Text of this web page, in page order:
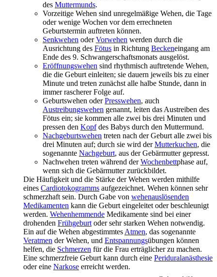
des Muttermunds.
Vorzeitige Wehen sind unregelmäßige Wehen, die Tage
oder wenige Wochen vor dem errechneten
Geburtstermin auftreten können.
Senkwehen oderVorwehen werden durch die
Ausrichtung des Fötus in Richtung Beckeneingang am
Ende des 9. Schwangerschaftsmonats ausgelöst.
Eröffnungswehen sind rhythmisch auftretende Wehen,
die die Geburt einleiten; sie dauern jeweils bis zu einer
Minute und treten zunächst alle halbe Stunde, dann in
immer rascherer Folge auf.
Geburtswehen oderPresswehen, auch
Austreibungswehen genannt, leiten das Austreiben des
Fötus ein; sie kommen alle zwei bis drei Minuten und
pressen den Kopfdes Babys durch den Muttermund.
Nachgeburtswehen treten nach der Geburt alle zwei bis
drei Minuten auf; durch sie wird derMutterkuchen, die
sogenannte Nachgeburt, aus der Gebärmutter gepresst.
Nachwehen treten während derWochenbettphase auf,
wenn sich die Gebärmutter zurückbildet.
Die Häufigkeit und die Stärke der Wehen werden mithilfe
eines Cardiotokogramms aufgezeichnet. Wehen können sehr
schmerzhaft sein. Durch Gabe von wehenauslösenden
Medikamenten kann die Geburt eingeleitet oder beschleunigt
werden. Wehenhemmende Medikamente sind bei einer
drohenden Frühgeburt oder sehr starken Wehen notwendig.
Ein auf die Wehen abgestimmtes Atmen, das sogenannte
Veratmen der Wehen, und Entspannungsübungen können
helfen, die Schmerzen für die Frau erträglicher zu machen.
Eine schmerzfreie Geburt kann durch eine Periduralanästhesie
oder eine Narkose erreicht werden.